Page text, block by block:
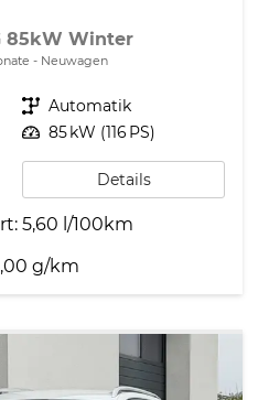
85kW Winter
Neuwagen
Getriebe Automatik
Leistung 85 kW (116 PS)
Details
5,60 l/100km
g/km